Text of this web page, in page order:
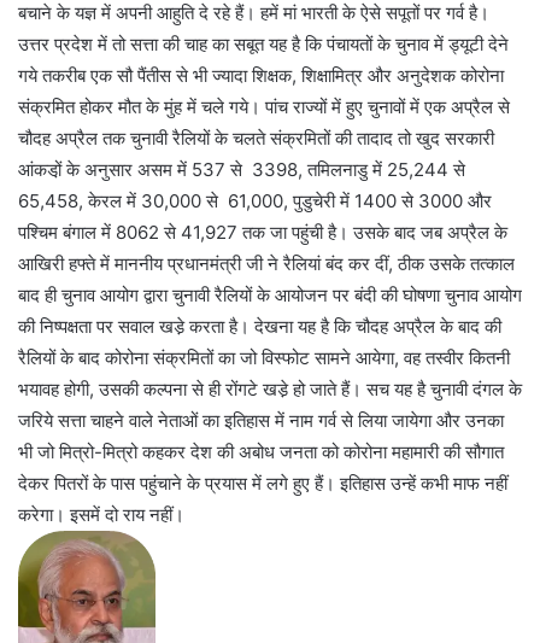
बचाने के यज्ञ में अपनी आहुति दे रहे हैं। हमें मां भारती के ऐसे सपूतों पर गर्व है।
उत्तर प्रदेश में तो सत्ता की चाह का सबूत यह है कि पंचायतों के चुनाव में ड्यूटी देने
गये तकरीब एक सौ पैंतीस से भी ज्यादा शिक्षक, शिक्षामित्र और अनुदेशक कोरोना
संक्रमित होकर मौत के मुंह में चले गये। पांच राज्यों में हुए चुनावों में एक अप्रैल से
चौदह अप्रैल तक चुनावी रैलियों के चलते संक्रमितों की तादाद तो खुद सरकारी
आंकडो़ं के अनुसार असम में 537 से 3398, तमिलनाडु में 25,244 से
65,458, केरल में 30,000 से 61,000, पुडुचेरी में 1400 से 3000 और
पश्चिम बंगाल में 8062 से 41,927 तक जा पहुंची है। उसके बाद जब अप्रैल के
आखिरी हफ्ते में माननीय प्रधानमंत्री जी ने रैलियां बंद कर दीं, ठीक उसके तत्काल
बाद ही चुनाव आयोग द्वारा चुनावी रैलियों के आयोजन पर बंदी की घोषणा चुनाव आयोग
की निष्पक्षता पर सवाल खडे़ करता है। देखना यह है कि चौदह अप्रैल के बाद की
रैलियों के बाद कोरोना संक्रमितों का जो विस्फोट सामने आयेगा, वह तस्वीर कितनी
भयावह होगी, उसकी कल्पना से ही रोंगटे खडे़ हो जाते हैं। सच यह है चुनावी दंगल के
जरिये सत्ता चाहने वाले नेताओं का इतिहास में नाम गर्व से लिया जायेगा और उनका
भी जो मित्रो-मित्रो कहकर देश की अबोध जनता को कोरोना महामारी की सौगात
देकर पितरों के पास पहुंचाने के प्रयास में लगे हुए हैं। इतिहास उन्हें कभी माफ नहीं
करेगा। इसमें दो राय नहीं।